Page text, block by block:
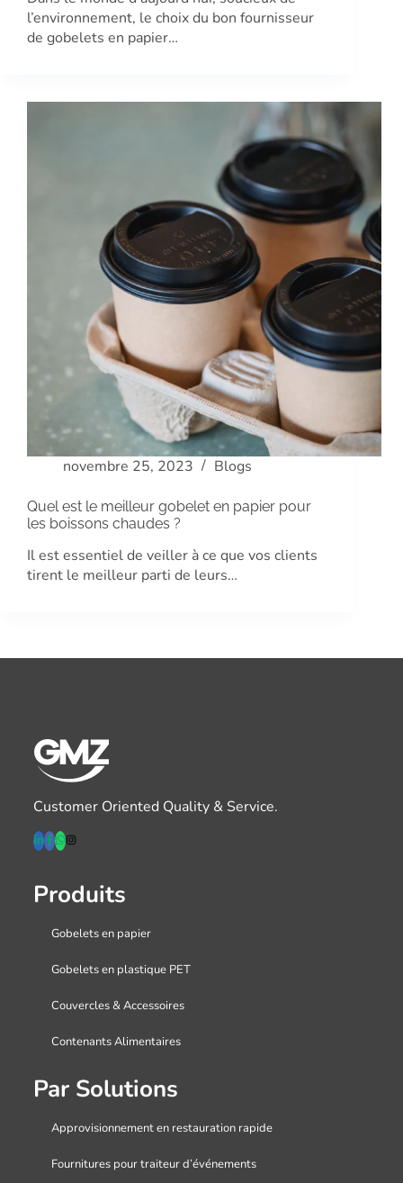
l’environnement, le choix du bon fournisseur
de gobelets en papier…
novembre 25, 2023 Blogs
Quel est le meilleur gobelet en papier pour
les boissons chaudes ?
Il est essentiel de veiller à ce que vos clients
tirent le meilleur parti de leurs…
Customer Oriented Quality & Service.
Produits
Gobelets en papier
Gobelets en plastique PET
Couvercles & Accessoires
Contenants Alimentaires
Par Solutions
Approvisionnement en restauration rapide
Fournitures pour traiteur d’événements